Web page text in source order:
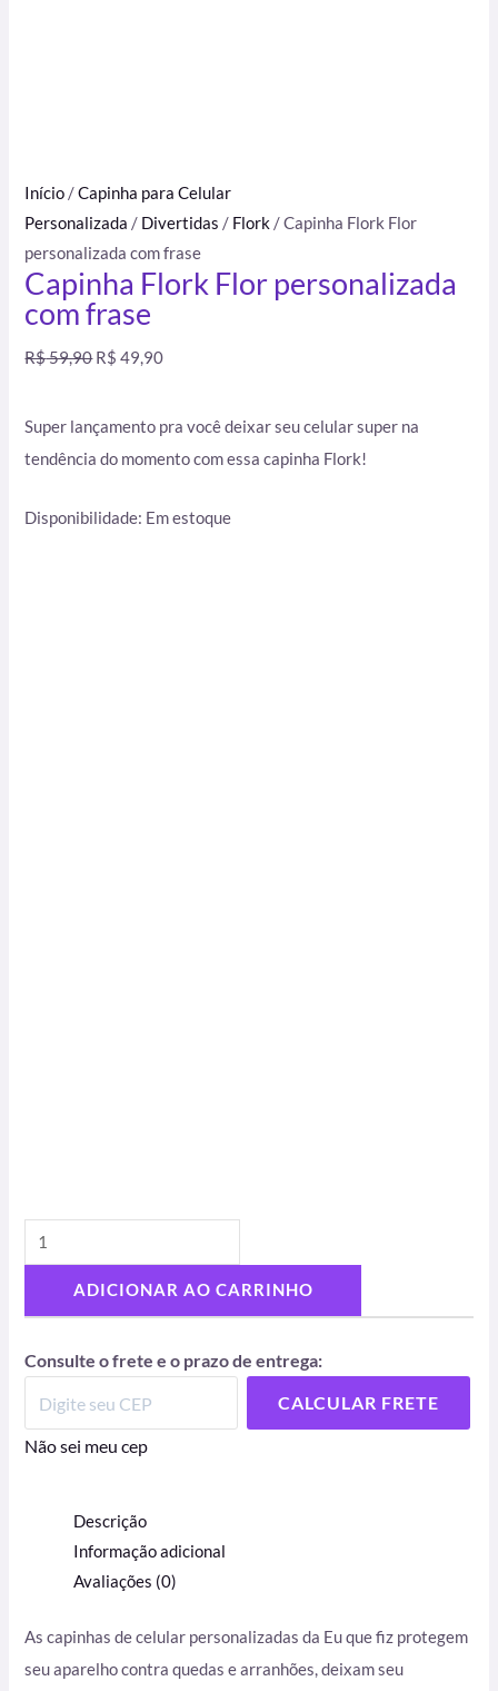
Início /Capinha para Celular
Personalizada / Divertidas / Flork / Capinha Flork Flor
personalizada com frase
Capinha Flork Flor personalizada
com frase
R$59,90 R$ 49,90
Super lançamento pra você deixar seu celular super na
tendência do momento com essa capinha Flork!
Disponibilidade: Em estoque
ADICIONAR AO CARRINHO
Consulte o frete e o prazo de entrega:
CALCULAR FRETE
Não sei meu cep
Descrição
Informação adicional
Avaliações (0)
As capinhas de celular personalizadas da Eu que fiz protegem
seu aparelho contra quedas e arranhões, deixam seu